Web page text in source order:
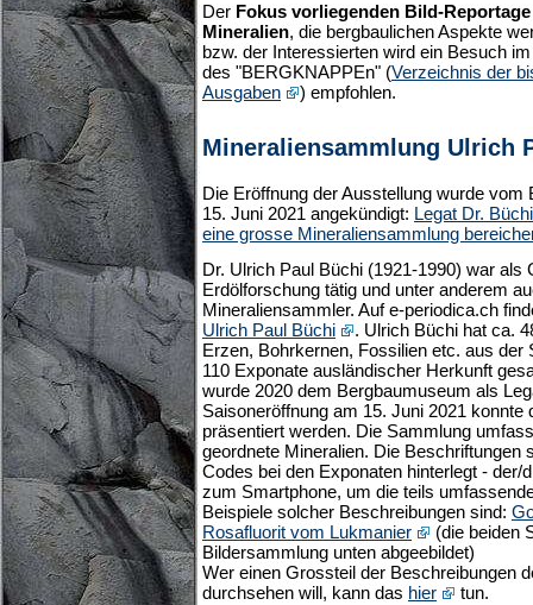
Der Fokus vorliegenden Bild-
Mineralien, die bergbaulichen Aspekte
bzw. der Interessierten wird ein Besuch
des "BERGKNAPPEn" (Verzeichnis der
Ausgaben
) empfohlen.
Mineraliensammlung Ulrich
Die Eröffnung der Ausstellung wurde vom
15. Juni 2021 angekündigt: Legat Dr.
eine grosse Mineraliensammlung
Dr. Ulrich Paul Büchi (1921-1990) war als
Erdölforschung tätig und unter anderem
Mineraliensammler. Auf e-periodica.ch
Ulrich Paul Büchi
. Ulrich Büchi hat ca.
Erzen, Bohrkernen, Fossilien etc. aus
110 Exponate ausländischer Herkunft
wurde 2020 dem Bergbaumuseum als
Saisoneröffnung am 15. Juni 2021
präsentiert werden. Die Sammlung
geordnete Mineralien. Die Beschriftungen
Codes bei den Exponaten hinterlegt - der/
zum Smartphone, um die teils
Beispiele solcher Beschreibungen sind:
Rosafluorit vom Lukmanier
(die beiden
Bildersammlung unten abgeebildet)
Wer einen Grossteil der Beschreibungen
durchsehen will, kann das hier tun.